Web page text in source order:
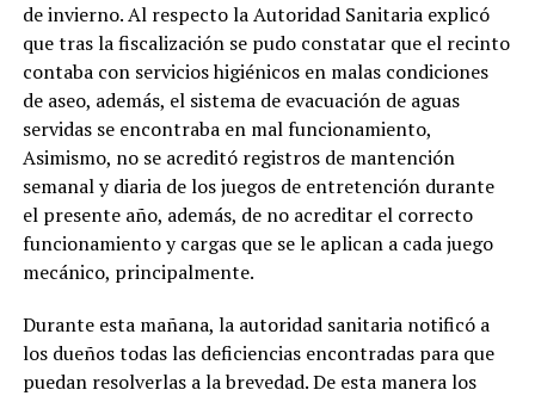
de invierno. Al respecto la Autoridad Sanitaria explicó
que tras la fiscalización se pudo constatar que el recinto
contaba con servicios higiénicos en malas condiciones
de aseo, además, el sistema de evacuación de aguas
servidas se encontraba en mal funcionamiento,
Asimismo, no se acreditó registros de mantención
semanal y diaria de los juegos de entretención durante
el presente año, además, de no acreditar el correcto
funcionamiento y cargas que se le aplican a cada juego
mecánico, principalmente.
Durante esta mañana, la autoridad sanitaria notificó a
los dueños todas las deficiencias encontradas para que
puedan resolverlas a la brevedad. De esta manera los